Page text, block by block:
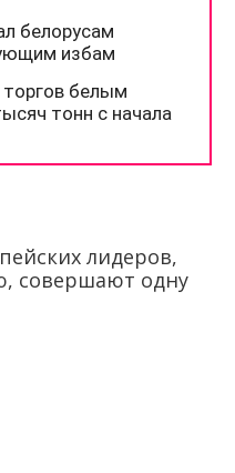
лидеров,
совершают одну